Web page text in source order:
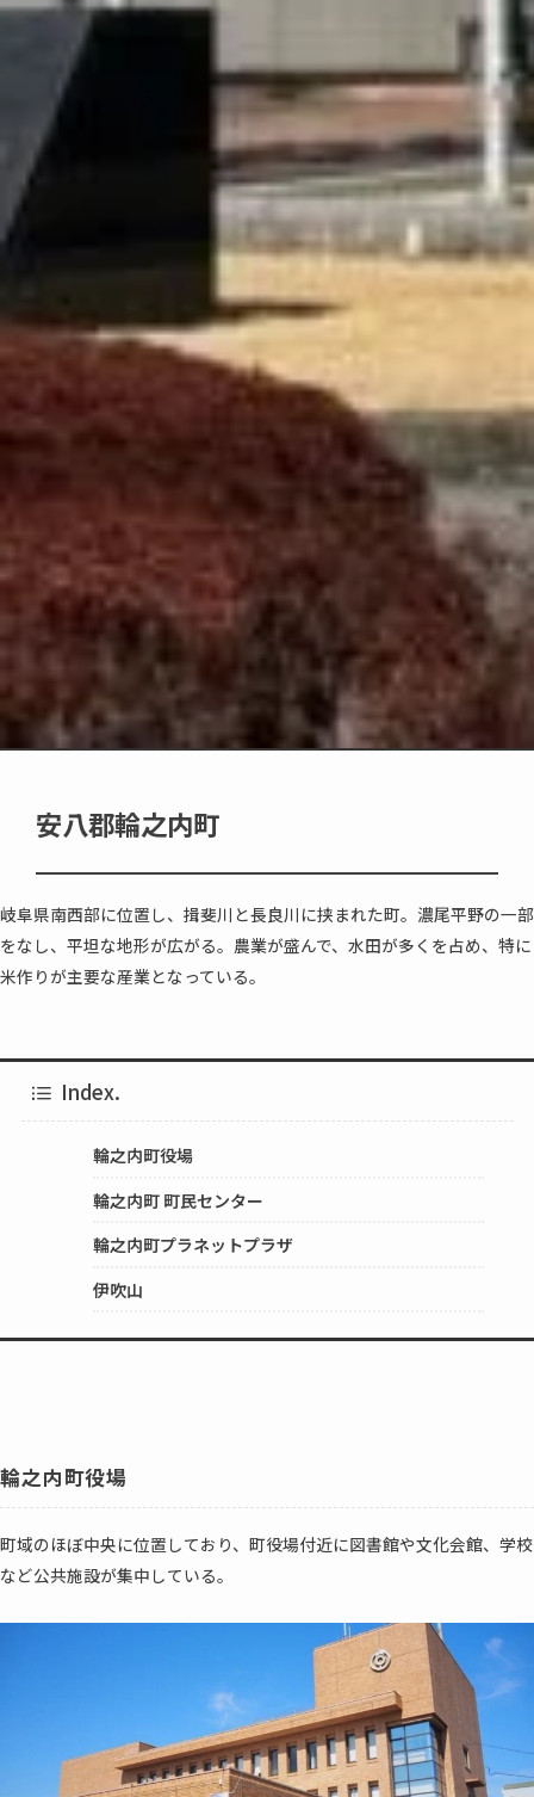
安八郡輪之内町
岐阜県南西部に位置し、揖斐川と長良川に挟まれた町。濃尾平野の一部
をなし、平坦な地形が広がる。農業が盛んで、水田が多くを占め、特に
米作りが主要な産業となっている。
Index.
輪之内町役場
輪之内町 町民センター
輪之内町プラネットプラザ
伊吹山
輪之内町役場
町域のほぼ中央に位置しており、町役場付近に図書館や文化会館、学校
など公共施設が集中している。